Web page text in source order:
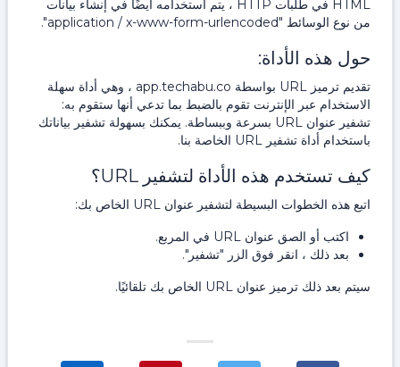
HTML في طلبات HTTP ، يتم استخدامه أيضًا في إنشاء بيانات
من نوع الوسائط "application / x-www-form-urlencoded".
حول هذه الأداة:
تقديم ترميز URL بواسطة app.techabu.co ، وهي أداة سهلة
الاستخدام عبر الإنترنت تقوم بالضبط بما تدعي أنها ستقوم به:
تشفير عنوان URL بسرعة وببساطة. يمكنك بسهولة تشفير بياناتك
باستخدام أداة تشفير URL الخاصة بنا.
كيف تستخدم هذه الأداة لتشفير URL؟
اتبع هذه الخطوات البسيطة لتشفير عنوان URL الخاص بك:
اكتب أو الصق عنوان URL في المربع.
بعد ذلك ، انقر فوق الزر "تشفير".
سيتم بعد ذلك ترميز عنوان URL الخاص بك تلقائيًا.